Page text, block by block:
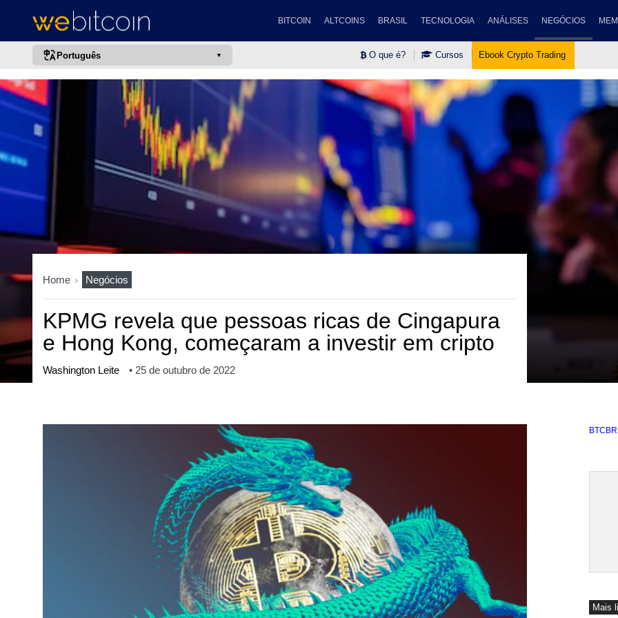
BITCOIN ALTCOINS BRASIL TECNOLOGIA ANÁLISES NEGÓCIOS
Português
português (BR)
italiano
日本語
русский
한국어
العربية
ไทย
ქართული
O que é? Cursos Ebook Crypto Trading
Home Negócios
KPMG revela que pessoas ricas de Cingapura
e Hong Kong, começaram a investir em cripto
Washington Leite • 25 de outubro de 2022
Mais